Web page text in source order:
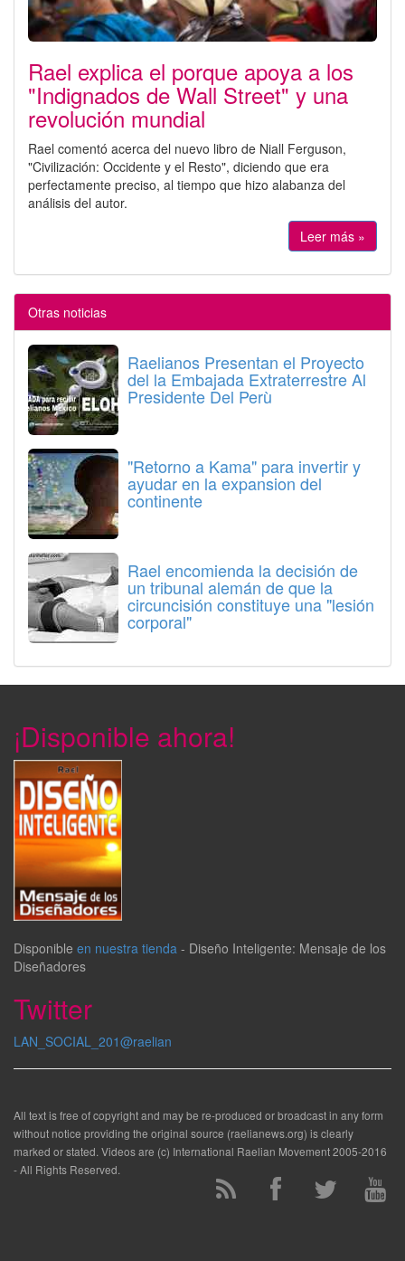
Rael explica el porque apoya a los
"Indignados de Wall Street" y una
revolución mundial
Rael comentó acerca del nuevo libro de Niall Ferguson,
"Civilización: Occidente y el Resto", diciendo que era
perfectamente preciso, al tiempo que hizo alabanza del
análisis del autor.
Leer más »
Otras noticias
Raelianos Presentan el Proyecto
del la Embajada Extraterrestre Al
Presidente Del Perù
"Retorno a Kama" para invertir y
ayudar en la expansion del
continente
Rael encomienda la decisión de
un tribunal alemán de que la
circuncisión constituye una "lesión
corporal"
¡Disponible ahora!
Disponible en nuestra tienda - Diseño Inteligente: Mensaje de los
Diseñadores
Twitter
LAN_SOCIAL_201@raelian
All text is free of copyright and may be re-produced or broadcast in any form
without notice providing the original source (raelianews.org) is clearly
marked or stated. Videos are (c) International Raelian Movement 2005-2016
- All Rights Reserved.